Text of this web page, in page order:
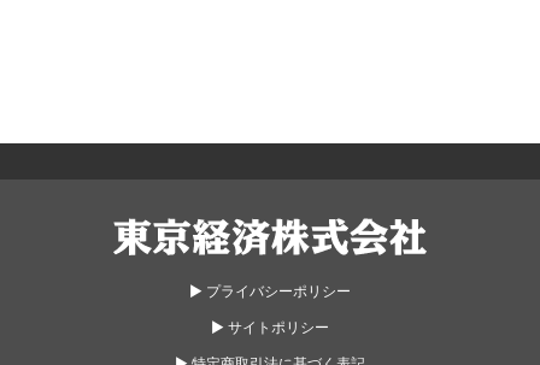
▶︎ プライバシーポリシー
▶︎ サイトポリシー